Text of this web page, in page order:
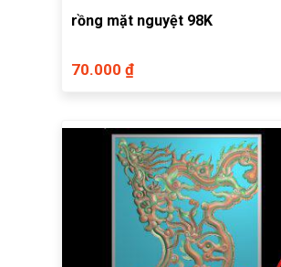
rồng mặt nguyệt 98K
70.000 ₫